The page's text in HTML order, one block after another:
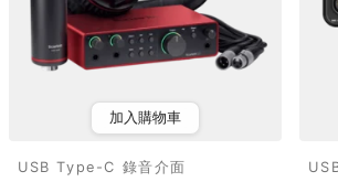
加入購物車
USB Type-C 錄音介面